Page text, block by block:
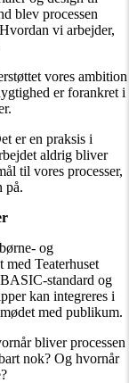
blev processen
vi arbejder,
vores ambition
er forankret i
er en praksis i
aldrig bliver
til vores processer,
på.
og
med Teaterhuset
standard og
kan integreres i
med publikum.
bliver processen
nok? Og hvornår